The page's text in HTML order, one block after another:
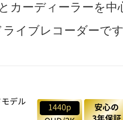
カーディーラーを中
イブレコーダーです